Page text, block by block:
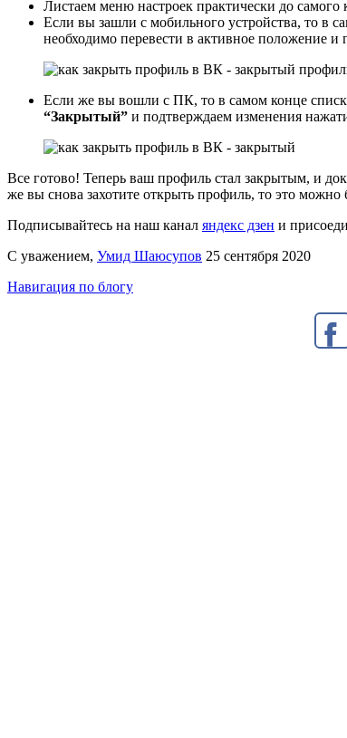
Листаем меню настроек практически до самого
Если вы зашли с мобильного устройства, то в
необходимо перевести в активное положение и
Если же вы вошли с ПК, то в самом конце
“Закрытый” и подтверждаем изменения
Все готово! Теперь ваш профиль стал закрытым, и
же вы снова захотите открыть профиль, то это можно
Подписывайтесь на наш канал яндекс дзен и
С уважением, Умид Шаюсупов 25 сентября 2020
Навигация по блогу